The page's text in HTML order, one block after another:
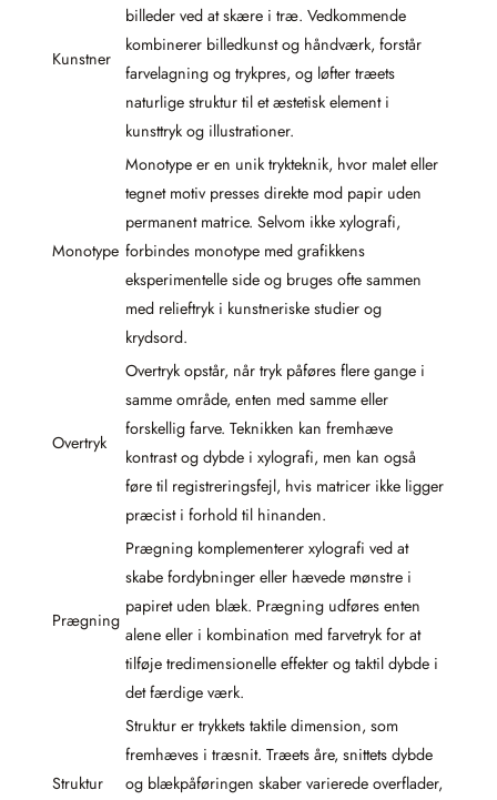
Kunstner
billeder ved at skære i træ. Vedkommende
kombinerer billedkunst og håndværk, forstår
farvelagning og trykpres, og løfter træets
naturlige struktur til et æstetisk element i
kunsttryk og illustrationer.
Monotype
Monotype er en unik trykteknik, hvor malet eller
tegnet motiv presses direkte mod papir uden
permanent matrice. Selvom ikke xylografi,
forbindes monotype med grafikkens
eksperimentelle side og bruges ofte sammen
med relieftryk i kunstneriske studier og
krydsord.
Overtryk
Overtryk opstår, når tryk påføres flere gange i
samme område, enten med samme eller
forskellig farve. Teknikken kan fremhæve
kontrast og dybde i xylografi, men kan også
føre til registreringsfejl, hvis matricer ikke ligger
præcist i forhold til hinanden.
Prægning
Prægning komplementerer xylografi ved at
skabe fordybninger eller hævede mønstre i
papiret uden blæk. Prægning udføres enten
alene eller i kombination med farvetryk for at
tilføje tredimensionelle effekter og taktil dybde i
det færdige værk.
Struktur
Struktur er trykkets taktile dimension, som
fremhæves i træsnit. Træets åre, snittets dybde
og blækpåføringen skaber varierede overflader,